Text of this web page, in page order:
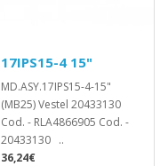
17IPS15-4 15"
MD.ASY.17IPS15-4-15"
(MB25) Vestel 20433130
Cod. - RLA4866905 Cod. -
20433130 ..
36,24€